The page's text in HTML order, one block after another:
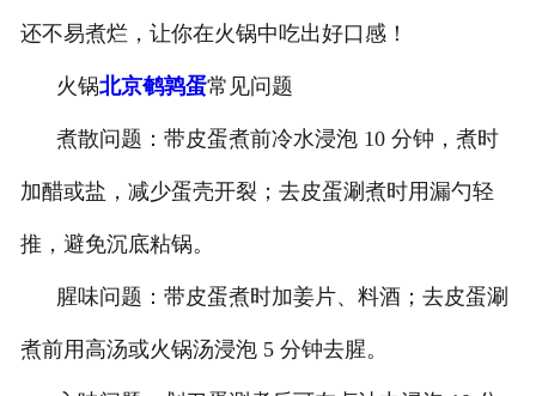
- 北京蜜汁味卤蛋
-
还不易煮烂，让你在火锅中吃出好口感！
火锅北京鹌鹑蛋常见问题
煮散问题：带皮蛋煮前冷水浸泡 10 分钟，煮时
加醋或盐，减少蛋壳开裂；去皮蛋涮煮时用漏勺轻
推，避免沉底粘锅。
腥味问题：带皮蛋煮时加姜片、料酒；去皮蛋涮
煮前用高汤或火锅汤浸泡 5 分钟去腥。